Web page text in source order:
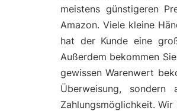
meistens günstigeren
Amazon. Viele kleine
hat der Kunde eine
Außerdem bekommen
gewissen Warenwert
Überweisung,
Zahlungsmöglichkeit.